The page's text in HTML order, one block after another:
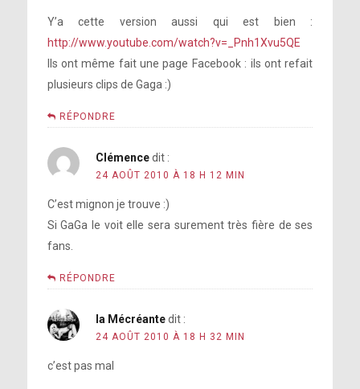
Y’a cette version aussi qui est bien :
http://www.youtube.com/watch?v=_Pnh1Xvu5QE
Ils ont même fait une page Facebook : ils ont refait
plusieurs clips de Gaga :)
RÉPONDRE
Clémence dit :
24 AOÛT 2010 À 18 H 12 MIN
C’est mignon je trouve :)
Si GaGa le voit elle sera surement très fière de ses
fans.
RÉPONDRE
la Mécréante dit :
24 AOÛT 2010 À 18 H 32 MIN
c’est pas mal